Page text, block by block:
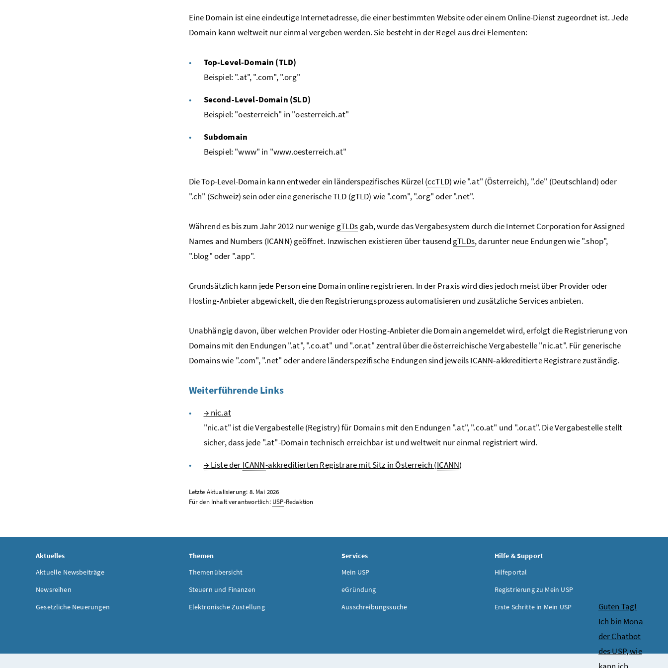
Eine Domain ist eine eindeutige Internetadresse, die einer bestimmten Website oder einem Online-Dienst zugeordnet ist. Jede
Domain kann weltweit nur einmal vergeben werden. Sie besteht in der Regel aus drei Elementen:
Top-Level-Domain (TLD)
Beispiel: ".at", ".com", ".org"
Second-Level-Domain (SLD)
Beispiel: "oesterreich" in "oesterreich.at"
Subdomain
Beispiel: "www" in "www.oesterreich.at"
Die Top-Level-Domain kann entweder ein länderspezifisches Kürzel (ccTLD) wie ".at" (Österreich), ".de" (Deutschland) oder
".ch" (Schweiz) sein oder eine generische TLD (gTLD) wie ".com", ".org" oder ".net".
Während es bis zum Jahr 2012 nur wenige gTLDs gab, wurde das Vergabesystem durch dieInternet Corporation for Assigned
Names and Numbers (ICANN) geöffnet. Inzwischen existieren über tausend gTLDs, darunter neue Endungen wie ".shop",
".blog" oder ".app".
Grundsätzlich kann jede Person eine Domain online registrieren. In der Praxis wird dies jedoch meist über Provider oder
Hosting‑Anbieter abgewickelt, die den Registrierungsprozess automatisieren und zusätzliche Services anbieten.
Unabhängig davon, über welchen Provider oder Hosting-Anbieter die Domain angemeldet wird, erfolgt die Registrierung von
Domains mit den Endungen ".at", ".co.at" und ".or.at" zentral über die österreichische Vergabestelle "nic.at". Für generische
Domains wie ".com", ".net" oder andere länderspezifische Endungen sind jeweilsICANN‑akkreditierte Registrare zuständig.
Weiterführende Links
→ nic.at
"nic.at" ist die Vergabestelle (Registry) für Domains mit den Endungen ".at", ".co.at" und ".or.at". Die Vergabestelle stellt
sicher, dass jede ".at"-Domain technisch erreichbar ist und weltweit nur einmal registriert wird.
→ Liste der ICANN-akkreditierten Registrare mit Sitz in Österreich (ICANN)
Letzte Aktualisierung: 8. Mai 2026
Für den Inhalt verantwortlich: USP-Redaktion
Aktuelles
Aktuelle Newsbeiträge
Newsreihen
Gesetzliche Neuerungen
Themen
Themenübersicht
Steuern und Finanzen
Elektronische Zustellung
Services
Mein USP
eGründung
Ausschreibungssuche
Hilfe & Support
Hilfeportal
Registrierung zu Mein USP
Erste Schritte in Mein USP
Chatbot
Guten Tag!
Ich bin Mona
der Chatbot
des USP, wie